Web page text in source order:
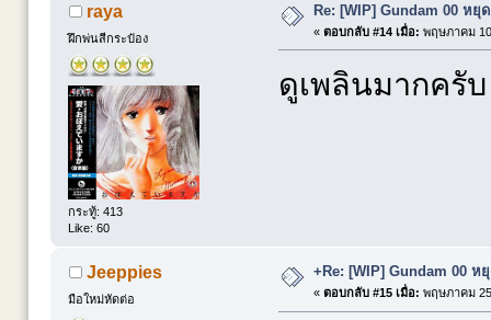
raya
ฝึกพ่นสีกระป๋อง
กระทู้: 413
Like: 60
Re: [WIP] Gundam 00 หยุ
« ตอบกลับ #14 เมื่อ: พฤษภาคม
ดูเพลินมากครั
Jeeppies
มือใหม่หัดต่อ
+Re: [WIP] Gundam 00 ห
« ตอบกลับ #15 เมื่อ: พฤษภาคม